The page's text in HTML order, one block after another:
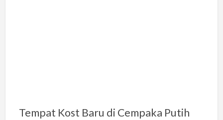
Tempat Kost Baru di Cempaka Putih